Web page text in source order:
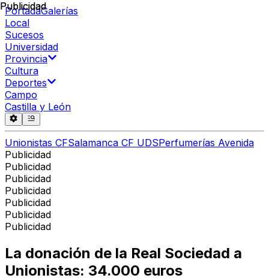
PortadaGalerías
Local
Sucesos
Universidad
Provincia
Cultura
Deportes
Campo
Castilla y León
Unionistas CFSalamanca CF UDSPerfumerías Avenida
Publicidad
Publicidad
Publicidad
Publicidad
Publicidad
Publicidad
Publicidad
Publicidad
La donación de la Real Sociedad a
Unionistas: 34.000 euros
Publicidad